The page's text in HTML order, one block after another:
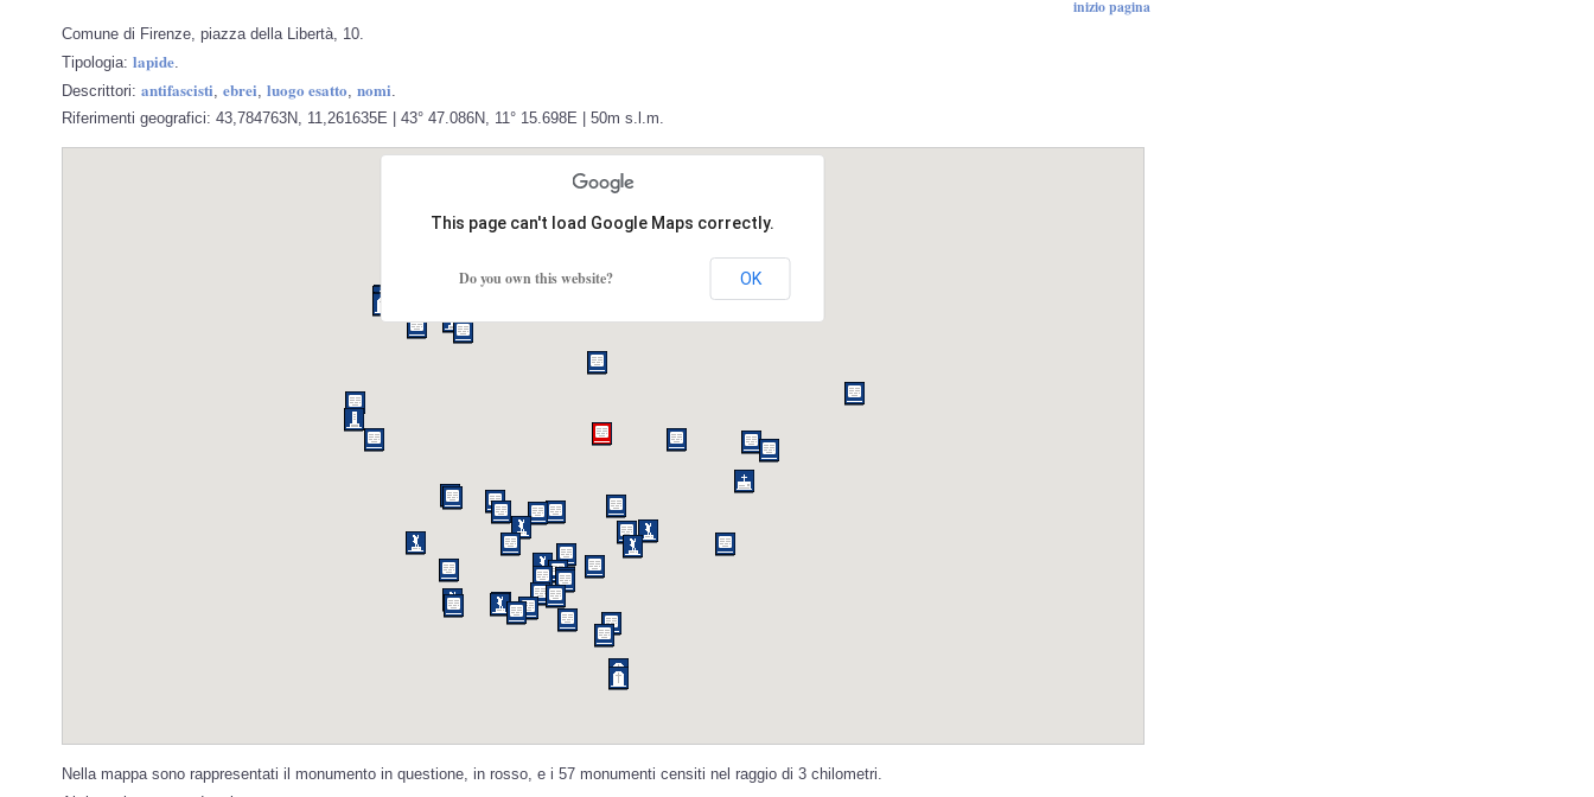
inizio pagina
Comune di Firenze, piazza della Libertà, 10.
Tipologia: lapide
Descrittori: antifascisti ebrei luogo esatto nomi
Riferimenti geografici: 43,784763N, 11,261635E | 43° 47.086N, 11° 15.698E | 50m s.l.m.
This page can't load Google Maps correctly.
Do you own this website? OK
Nella mappa sono rappresentati il monumento in questione, in rosso, e i 57 monumenti censiti nel raggio di 3 chilometri.